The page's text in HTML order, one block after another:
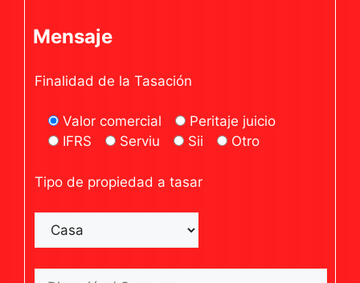
Mensaje
Finalidad de la Tasación
Valor comercial
Peritaje juicio
IFRS
Serviu Sii Otro
Tipo de propiedad a tasar